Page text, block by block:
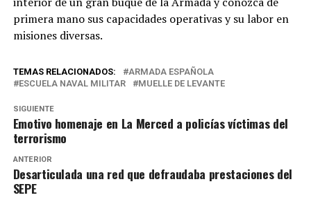
primera mano sus capacidades operativas y su labor en
misiones diversas.
TEMAS RELACIONADOS:
ARMADA ESPAÑOLA
ESCUELA NAVAL MILITAR
MUELLE DE LEVANTE
SIGUIENTE
Emotivo homenaje en La Merced a policías víctimas del
terrorismo
ANTERIOR
Desarticulada una red que defraudaba prestaciones del
SEPE